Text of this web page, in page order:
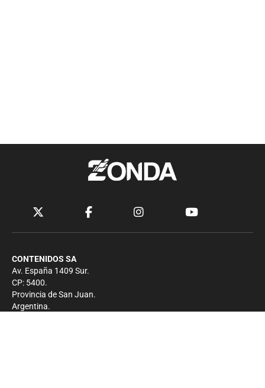
CONTENIDOS SA
Av. España 1409 Sur.
CP: 5400.
Provincia de San Juan.
Argentina.